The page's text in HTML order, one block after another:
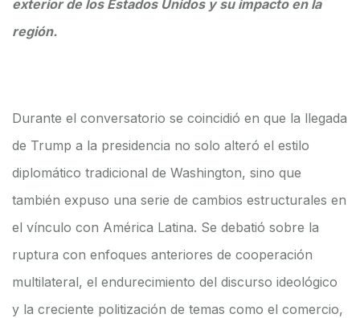
exterior de los Estados Unidos y su impacto en la
región.
Durante el conversatorio se coincidió en que la llegada
de Trump a la presidencia no solo alteró el estilo
diplomático tradicional de Washington, sino que
también expuso una serie de cambios estructurales en
el vínculo con América Latina. Se debatió sobre la
ruptura con enfoques anteriores de cooperación
multilateral, el endurecimiento del discurso ideológico
y la creciente politización de temas como el comercio,